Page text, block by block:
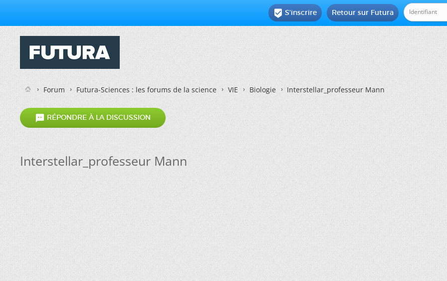
Retour sur Futura
 S'inscrire
Forum Futura-Sciences : les forums de la science VIE Biologie Interstellar_professeur Mann
 RÉPONDRE À LA DISCUSSION
Interstellar_professeur Mann